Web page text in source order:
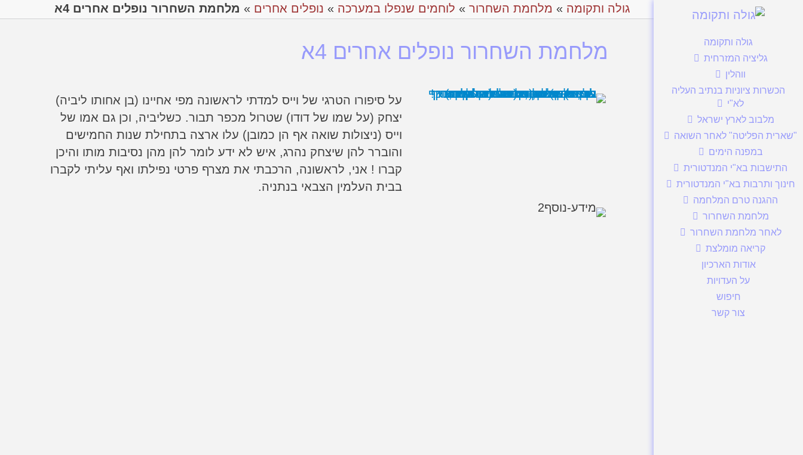
גולה ותקומה
גליציה המזרחית
ווהלין
הכשרות ציוניות בנתיב העליה
לא"י
מלבוב לארץ ישראל
"שארית הפליטה" לאחר השואה
במפנה הימים
התישבות בא"י המנדטורית
חינוך ותרבות בא"י המנדטורית
ההגנה טרם המלחמה
מלחמת השחרור
לאחר מלחמת השחרור
קריאה מומלצת
אודות הארכיון
על העדויות
חיפוש
צור קשר
גולה ותקומה » מלחמת השחרור » לוחמים שנפלו במערכה » נופלים אחרים » מלחמת השחרור נופלים אחרים 4א
מלחמת השחרור נופלים אחרים 4א
על סיפורו הטרגי של וייס למדתי לראשונה מפי אחיינו (בן אחותו ליביה)
יצחק (על שמו של דודו) שטרול מכפר תבור. כשליביה, וכן גם אמו של
וייס (ניצולות שואה אף הן כמובן) עלו ארצה בתחילת שנות החמישים
והוברר להן שיצחק נהרג, איש לא ידע לומר להן מהן נסיבות מותו והיכן
קברו ! אני, לראשונה, הרכבתי את מצרף פרטי נפילתו ואף עליתי לקברו
בבית העלמין הצבאי בנתניה.